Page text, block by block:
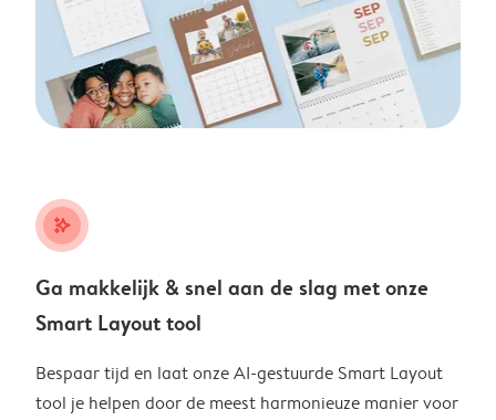
stars_plus
Ga makkelijk & snel aan de slag met onze
Smart Layout tool
Bespaar tijd en laat onze AI-gestuurde Smart Layout
tool je helpen door de meest harmonieuze manier voor